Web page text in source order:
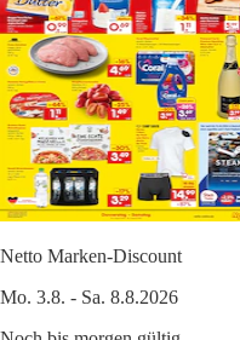
Netto Marken-Discount
Mo. 3.8. - Sa. 8.8.2026